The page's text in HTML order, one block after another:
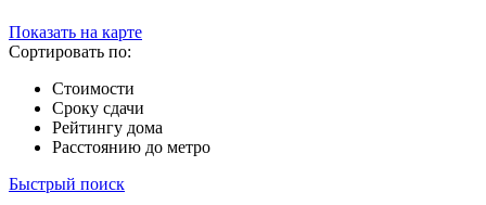
Показать на карте
Сортировать по:
Стоимости
Сроку сдачи
Рейтингу дома
Расстоянию до метро
Быстрый поиск